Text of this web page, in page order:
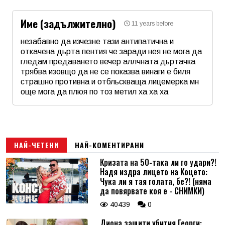
Email
Коментар*
Име (задължително) 11 years before
незабавно да изчезне тази антипатична и
откачена дьрта пентия че заради нея не мога да
гледам предаването вечер аллчната дьртачка
трябва изовщо да не се показва винаги е биля
страшно противна и отбльскваща лицемерка мн
още мога да плюя по тоз метил ха ха ха
Email
Коментар*
НАЙ-ЧЕТЕНИ НАЙ-КОМЕНТИРАНИ
Кризата на 50-така ли го удари?!
Надя издра лицето на Коцето:
Чука ли я тая голата, бе?! (няма
да повярвате коя е - СНИМКИ)
40439 0